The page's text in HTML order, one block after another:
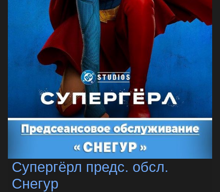
Супергёрл предс. обсл.
Снегур